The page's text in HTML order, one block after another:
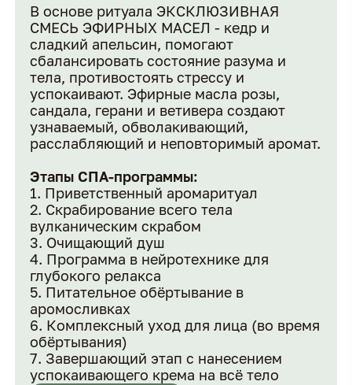
В основе ритуала ЭКСКЛЮЗИВНАЯ
СМЕСЬ ЭФИРНЫХ МАСЕЛ - кедр и
сладкий апельсин, помогают
сбалансировать состояние разума и
тела, противостоять стрессу и
успокаивают. Эфирные масла розы,
сандала, герани и ветивера создают
узнаваемый, обволакивающий,
расслабляющий и неповторимый аромат.
Этапы СПА-программы:
Приветственный аромаритуал
Скрабирование всего тела
вулканическим скрабом
Очищающий душ
Программа в нейротехнике для
глубокого релакса
Питательное обёртывание в
аромосливках
Комплексный уход для лица (во время
обёртывания)
Завершающий этап с нанесением
успокаивающего крема на всё тело